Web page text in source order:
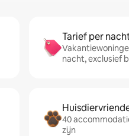
Tarief per
nacht, exclusief
40
zijn